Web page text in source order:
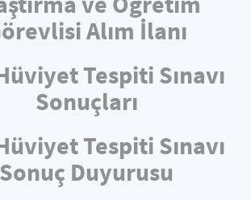
Alım İlanı
Tespiti Sınavı
Sonuçları
Tespiti Sınavı
Sonuç Duyurusu